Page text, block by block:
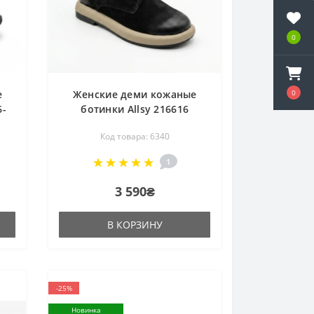
0
0
Женские деми кожаные
ботинки Allsy 216616
черные атомический носок
комфортны из
натурального нубука
Код товара: 6340
1
3 590₴
В КОРЗИНУ
-25%
Новинка